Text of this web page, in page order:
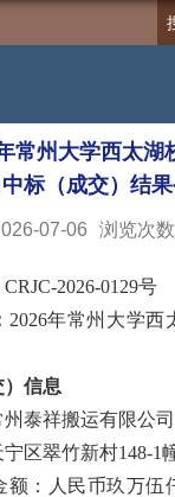
常州大学西太湖
标（成交）结
07-06 浏览次数
CRJC-2026-0129号
2026年常州大学西
）信息
州泰祥搬运有限公司
区翠竹新村148-1
额 ：
人民币玖万伍